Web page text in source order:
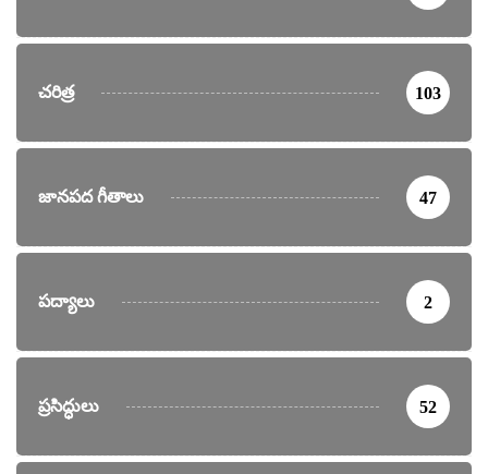
చరిత్ర 103
జానపద గీతాలు 47
పద్యాలు 2
ప్రసిద్ధులు 52